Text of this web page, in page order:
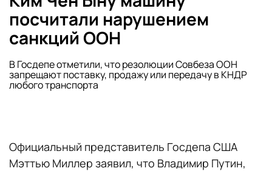
посчитали нарушением
санкций ООН
В Госдепе отметили, что резолюции Совбеза ООН
запрещают поставку, продажу или передачу в КНДР
любого транспорта
Официальный представитель Госдепа США
Мэттью Миллер заявил, что Владимир Путин,